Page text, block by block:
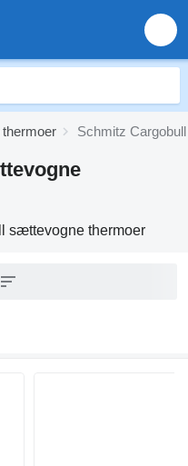
Schmitz
sættevogne thermoer